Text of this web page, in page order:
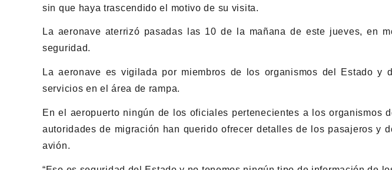
sin que haya trascendido el motivo de su visita.
La aeronave aterrizó pasadas las 10 de la mañana de este jueves, en
seguridad.
La aeronave es vigilada por miembros de los organismos del Estado y
servicios en el área de rampa.
En el aeropuerto ningún de los oficiales pertenecientes a los organismos
autoridades de migración han querido ofrecer detalles de los pasajeros y
avión.